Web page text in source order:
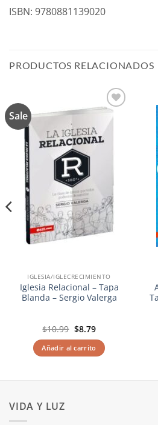
ISBN: 9780881139020
PRODUCTOS RELACIONADOS
Sale
a la
deseos
IGLESIA/IGLECRECIMIENTO
Iglesia Relacional – Tapa
Blanda – Sergio Valerga
$10.99 El
precio
original
era:
$10.99.
$8.79El
actual
es:
$8.79.
Añadir al carrito
VIDA Y LUZ